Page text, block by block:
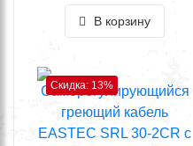
В корзину
Скидка: 13%